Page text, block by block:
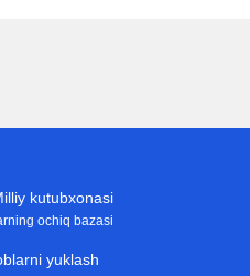
kutubxonasi
ochiq bazasi
yuklash